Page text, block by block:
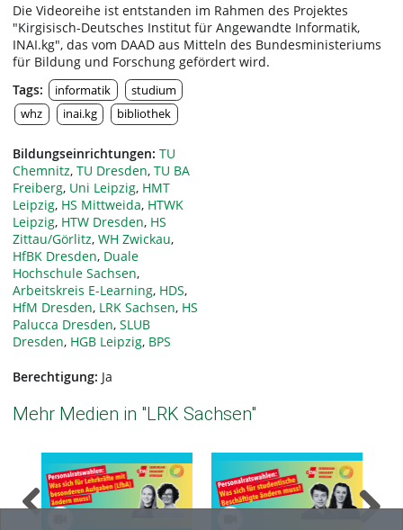
Die Videoreihe ist entstanden im Rahmen des Projektes
"Kirgisisch-Deutsches Institut für Angewandte Informatik,
INAI.kg", das vom DAAD aus Mitteln des Bundesministeriums
für Bildung und Forschung gefördert wird.
Tags:
informatik
studium
whz
inai.kg bibliothek
Bildungseinrichtungen: TU
Chemnitz, TU Dresden, TU BA
Freiberg, Uni Leipzig, HMT
Leipzig, HS Mittweida, HTWK
Leipzig, HTW Dresden, HS
Zittau/Görlitz, WH Zwickau,
HfBK Dresden, Duale
Hochschule Sachsen,
Arbeitskreis E-Learning, HDS,
HfM Dresden, LRK Sachsen, HS
Palucca Dresden, SLUB
Dresden, HGB Leipzig, BPS
Berechtigung: Ja
Mehr Medien in "LRK Sachsen"